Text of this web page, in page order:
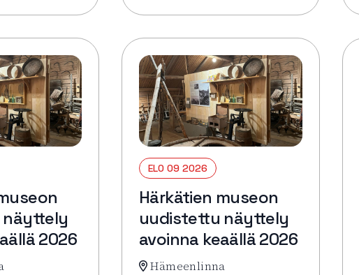
2026
ELO 09 2026
Härkätien museon
uudistettu näyttely
avoinna keaällä 2026
Hämeenlinna